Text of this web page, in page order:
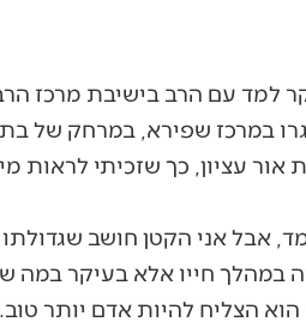
למד עם הרב בישיבת מרכז
גרו במרכז שפירא, במרחק של
עציון, כך שזכיתי לראות
אבל אני הקטן חושב
במהלך חייו אלא בעיקר
הצליח להיות אדם יותר טוב.